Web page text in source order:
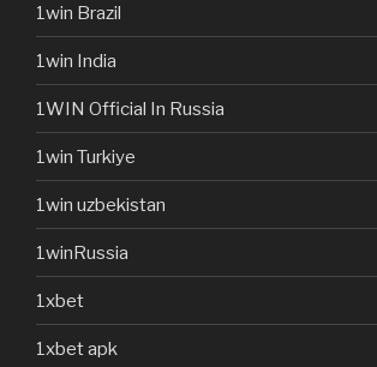
1win Brazil
1win India
1WIN Official In Russia
1win Turkiye
1win uzbekistan
1winRussia
1xbet
1xbet apk